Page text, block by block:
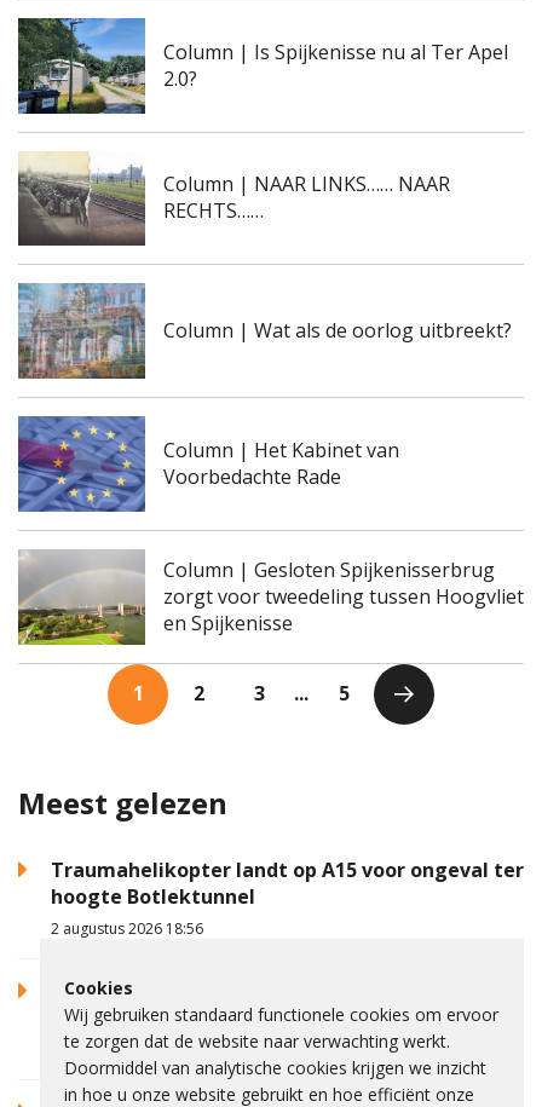
Column | Is Spijkenisse nu al Ter Apel
2.0?
Column | NAAR LINKS…… NAAR
RECHTS……
Column | Wat als de oorlog uitbreekt?
Column | Het Kabinet van
Voorbedachte Rade
Column | Gesloten Spijkenisserbrug
zorgt voor tweedeling tussen Hoogvliet
en Spijkenisse
1 2 3 ... 5
Meest gelezen
Traumahelikopter landt op A15 voor ongeval ter
hoogte Botlektunnel
2 augustus 2026 18:56
Auto op zijkant na botsing met verkeerslicht in
Spijkenisse
28 juli 2026 00:46
Cookies
Wij gebruiken standaard functionele cookies om ervoor
te zorgen dat de website naar verwachting werkt.
Doormiddel van analytische cookies krijgen we inzicht
in hoe u onze website gebruikt en hoe efficiënt onze